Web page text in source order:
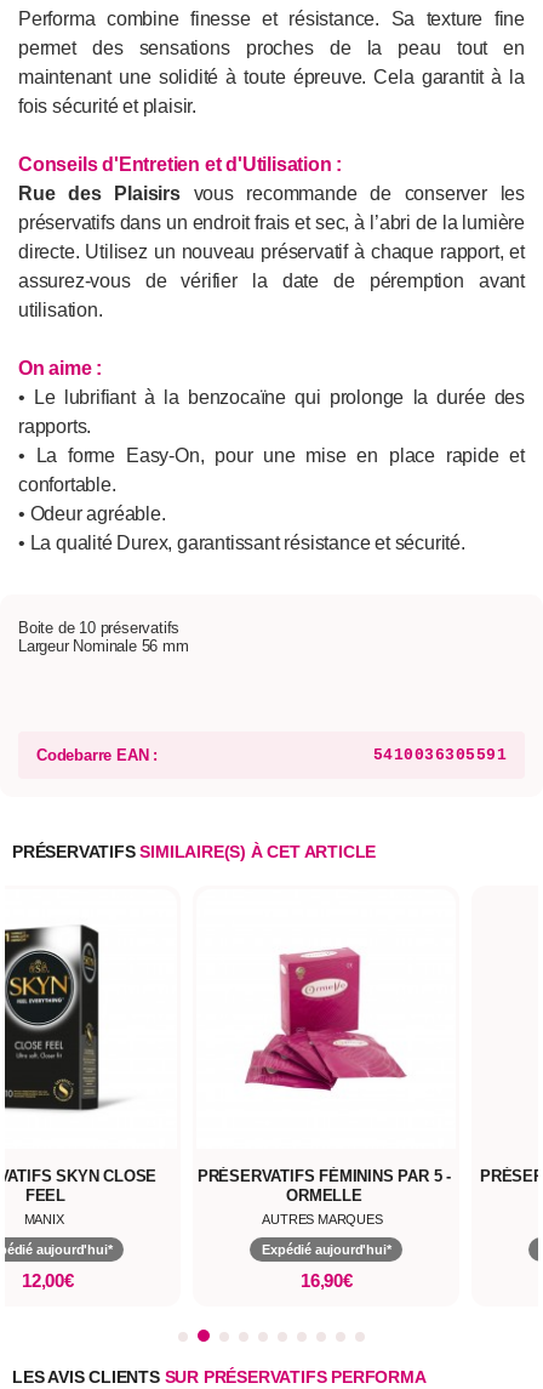
Performa combine finesse et résistance. Sa texture fine
permet des sensations proches de la peau tout en
maintenant une solidité à toute épreuve. Cela garantit à la
fois sécurité et plaisir.
Conseils d'Entretien et d'Utilisation :
Rue des Plaisirsvous recommande de conserver les
préservatifs dans un endroit frais et sec, à l’abri de la lumière
directe. Utilisez un nouveau préservatif à chaque rapport, et
assurez-vous de vérifier la date de péremption avant
utilisation.
On aime :
• Le lubrifiant à la benzocaïne qui prolonge la durée des
rapports.
• La forme Easy-On, pour une mise en place rapide et
confortable.
• Odeur agréable.
• La qualité Durex, garantissant résistance et sécurité.
Boite de 10 préservatifs
Largeur Nominale 56 mm
Codebarre EAN : 5410036305591
PRÉSERVATIFSSIMILAIRE(S) À CET ARTICLE
SKYN CLOSE
FEEL
MANIX
aujourd'hui*
12,00€
PRÉSERVATIFS FÉMININS PAR 5 -
ORMELLE
AUTRES MARQUES
Expédié aujourd'hui*
16,90€
LES AVIS CLIENTSSUR PRÉSERVATIFS PERFORMA